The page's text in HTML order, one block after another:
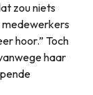
zou niets
medewerkers
hoor.” Toch
haar